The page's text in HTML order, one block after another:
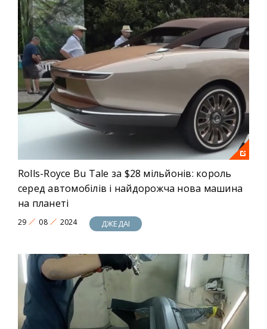
Rolls-Royce Bu Tale за $28 мільйонів: король
серед автомобілів і найдорожча нова машина
на планеті
29 08 2024 ДЖЕДАІ